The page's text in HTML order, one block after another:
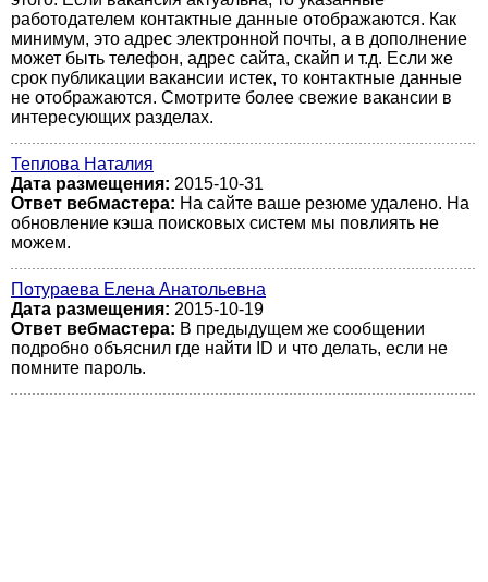
работодателем контактные данные отображаются. Как
минимум, это адрес электронной почты, а в дополнение
может быть телефон, адрес сайта, скайп и т.д. Если же
срок публикации вакансии истек, то контактные данные
не отображаются. Смотрите более свежие вакансии в
интересующих разделах.
Теплова Наталия
Дата размещения: 2015-10-31
Ответ вебмастера: На сайте ваше резюме удалено. На
обновление кэша поисковых систем мы повлиять не
можем.
Потураева Елена Анатольевна
Дата размещения: 2015-10-19
Ответ вебмастера: В предыдущем же сообщении
подробно объяснил где найти ID и что делать, если не
помните пароль.